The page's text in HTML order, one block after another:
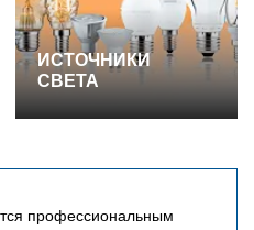
ИСТОЧНИКИ
СВЕТА
профессиональным